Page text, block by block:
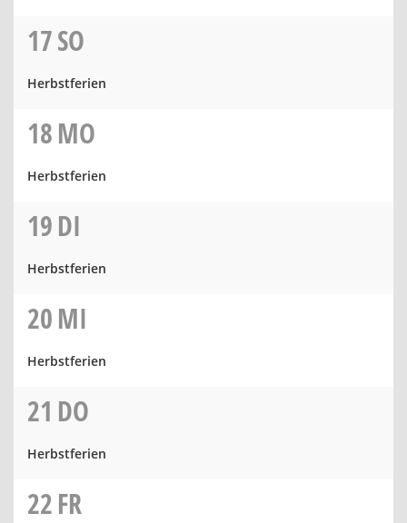
17SO
Herbstferien
18MO
Herbstferien
19DI
Herbstferien
20MI
Herbstferien
21 DO
Herbstferien
22FR